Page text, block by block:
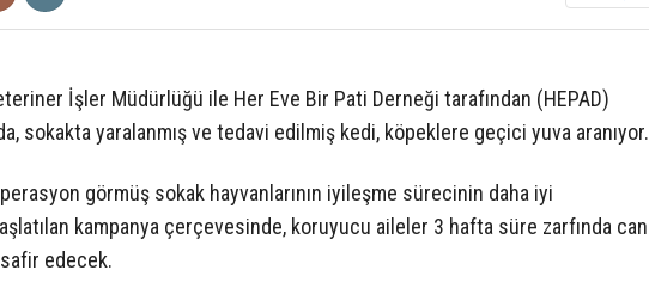
İşler Müdürlüğü ile Her Eve Bir Pati Derneği tarafından (HEPAD)
sokakta yaralanmış ve tedavi edilmiş kedi, köpeklere geçici yuva aranıyor.
görmüş sokak hayvanlarının iyileşme sürecinin daha iyi
kampanya çerçevesinde, koruyucu aileler 3 hafta süre zarfında can
edecek.